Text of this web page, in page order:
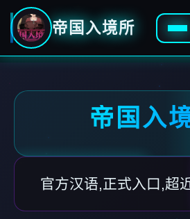
帝国入境所
帝国入
官方汉语,正式入口,超